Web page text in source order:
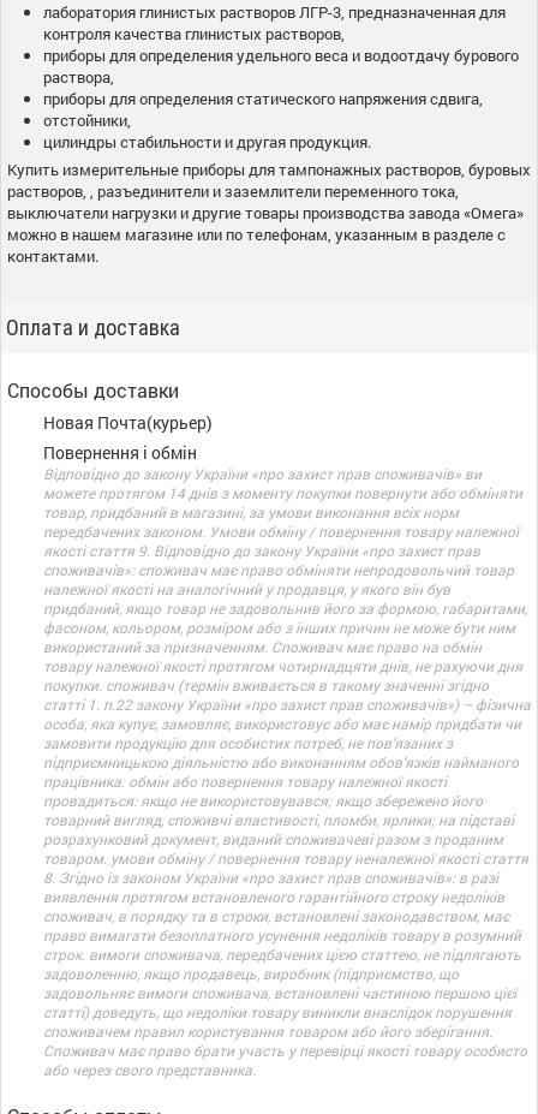
лаборатория глинистых растворов ЛГР-3, предназначенная для
контроля качества глинистых растворов,
приборы для определения удельного веса и водоотдачу бурового
раствора,
приборы для определения статического напряжения сдвига,
отстойники,
цилиндры стабильности и другая продукция.
Купить измерительные приборы для тампонажных растворов, буровых
растворов, , разъединители и заземлители переменного тока,
выключатели нагрузки и другие товары производства завода «Омега»
можно в нашем магазине или по телефонам, указанным в разделе с
контактами.
Оплата и доставка
Способы доставки
Новая Почта(курьер)
Повернення і обмін
Відповідно до закону України «про захист прав споживачів» ви
можете протягом 14 днів з моменту покупки повернути або обміняти
товар, придбаний в магазині, за умови виконання всіх норм
передбачених законом. Умови обміну / повернення товару належної
якості стаття 9. Відповідно до закону України «про захист прав
споживачів»: споживач має право обміняти непродовольчий товар
належної якості на аналогічний у продавця, у якого він був
придбаний, якщо товар не задовольнив його за формою, габаритами,
фасоном, кольором, розміром або з інших причин не може бути ним
використаний за призначенням. Споживач має право на обмін
товару належної якості протягом чотирнадцяти днів, не рахуючи дня
покупки. споживач (термін вживається в такому значенні згідно
статті 1. п.22 закону України «про захист прав споживачів») – фізична
особа, яка купує, замовляє, використовує або має намір придбати чи
замовити продукцію для особистих потреб, не пов’язаних з
підприємницькою діяльністю або виконанням обов’язків найманого
працівника. обмін або повернення товару належної якості
провадиться: якщо не використовувався; якщо збережено його
товарний вигляд, споживчі властивості, пломби, ярлики; на підставі
розрахунковий документ, виданий споживачеві разом з проданим
товаром. умови обміну / повернення товару неналежної якості стаття
8. Згідно із законом України «про захист прав споживачів»: в разі
виявлення протягом встановленого гарантійного строку недоліків
споживач, в порядку та в строки, встановлені законодавством, має
право вимагати безоплатного усунення недоліків товару в розумний
строк. вимоги споживача, передбачених цією статтею, не підлягають
задоволенню, якщо продавець, виробник (підприємство, що
задовольняє вимоги споживача, встановлені частиною першою цієї
статті) доведуть, що недоліки товару виникли внаслідок порушення
споживачем правил користування товаром або його зберігання.
Споживач має право брати участь у перевірці якості товару особисто
або через свого представника.